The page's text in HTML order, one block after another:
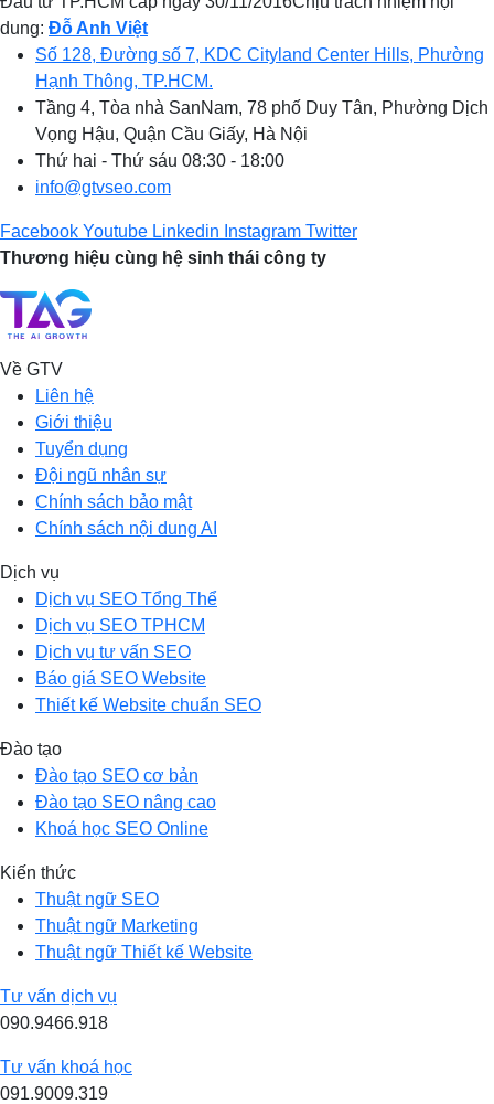
dung: Đỗ Anh Việt
Số 128, Đường số 7, KDC Cityland Center Hills, Phường
Hạnh Thông, TP.HCM.
Tầng 4, Tòa nhà SanNam, 78 phố Duy Tân, Phường Dịch
Vọng Hậu, Quận Cầu Giấy, Hà Nội
Thứ hai - Thứ sáu 08:30 - 18:00
info@gtvseo.com
Facebook Youtube Linkedin Instagram Twitter
Thương hiệu cùng hệ sinh thái công ty
Về GTV
Liên hệ
Giới thiệu
Tuyển dụng
Đội ngũ nhân sự
Chính sách bảo mật
Chính sách nội dung AI
Dịch vụ
Dịch vụ SEO Tổng Thể
Dịch vụ SEO TPHCM
Dịch vụ tư vấn SEO
Báo giá SEO Website
Thiết kế Website chuẩn SEO
Đào tạo
Đào tạo SEO cơ bản
Đào tạo SEO nâng cao
Khoá học SEO Online
Kiến thức
Thuật ngữ SEO
Thuật ngữ Marketing
Thuật ngữ Thiết kế Website
Tư vấn dịch vụ
090.9466.918
Tư vấn khoá học
091.9009.319